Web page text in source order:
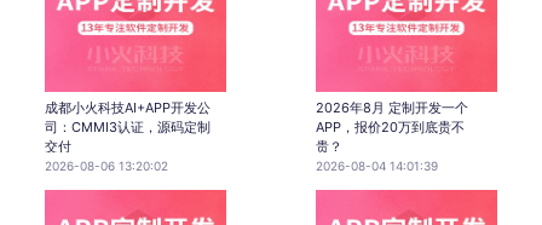
成都小火科技AI+APP开发公
司：CMMI3认证，源码定制
交付
2026-08-06 13:20:02
2026年8月 定制开发一个
APP，报价20万到底贵不
贵？
2026-08-04 14:01:39